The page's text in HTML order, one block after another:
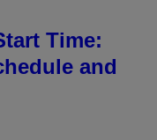
Time:
and